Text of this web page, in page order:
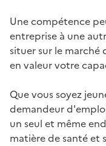
Une compétence
entreprise à une
situer sur le
en valeur votre
Que vous soyez
demandeur
un seul et même
matière de santé et